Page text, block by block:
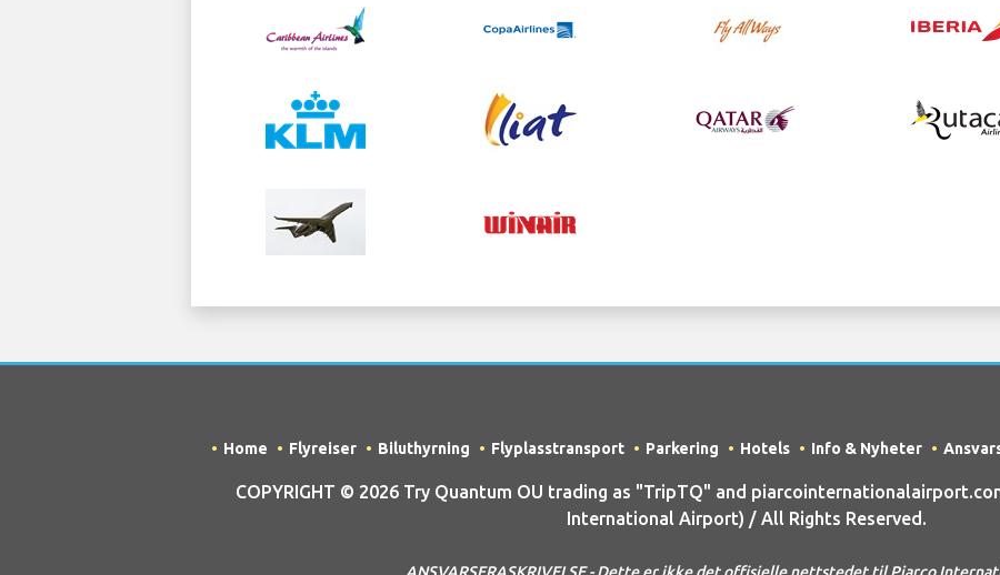
Home Flyreiser Biluthyrning Flyplasstransport Parkering Hotels Info & Nyheter
COPYRIGHT © 2026 Try Quantum OU trading as "TripTQ" and
International Airport) / All Rights Reserved.